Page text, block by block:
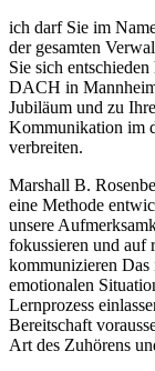
ich darf Sie im
der gesamten
Sie sich
DACH in
Jubiläum und zu
Kommunikation im
verbreiten.
Marshall B.
eine Methode
unsere
fokussieren und auf
kommunizieren
emotionalen
Lernprozess
Bereitschaft
Art des Zuhörens